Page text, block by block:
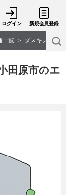
ログイン 新規会員登録
一覧 > ダスキン 早川
田原市のエ